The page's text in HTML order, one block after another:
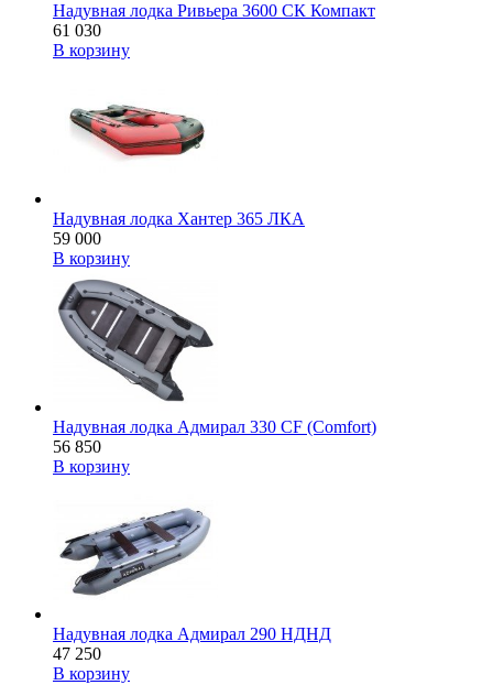
Надувная лодка Ривьера 3600 СК Компакт
61 030
В корзину
Надувная лодка Хантер 365 ЛКА
59 000
В корзину
Надувная лодка Адмирал 330 CF (Comfort)
56 850
В корзину
Надувная лодка Адмирал 290 НДНД
47 250
В корзину